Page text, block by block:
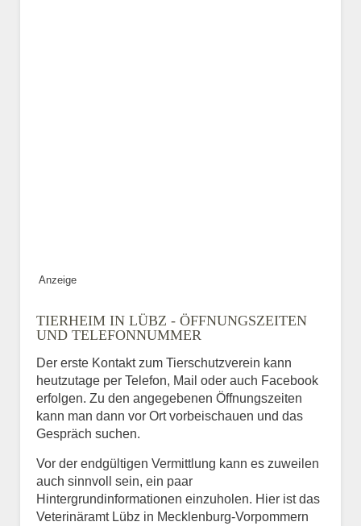
Anzeige
TIERHEIM IN LÜBZ - ÖFFNUNGSZEITEN
UND TELEFONNUMMER
Der erste Kontakt zum Tierschutzverein kann
heutzutage per Telefon, Mail oder auch Facebook
erfolgen. Zu den angegebenen Öffnungszeiten
kann man dann vor Ort vorbeischauen und das
Gespräch suchen.
Vor der endgültigen Vermittlung kann es zuweilen
auch sinnvoll sein, ein paar
Hintergrundinformationen einzuholen. Hier ist das
Veterinäramt Lübz in Mecklenburg-Vorpommern